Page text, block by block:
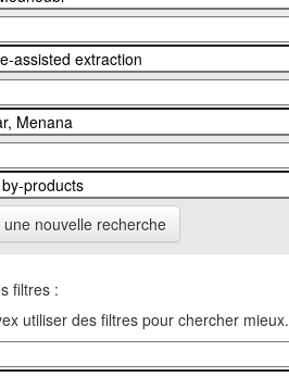
une nouvelle recherche
filtres :
utiliser des filtres pour chercher mieux.